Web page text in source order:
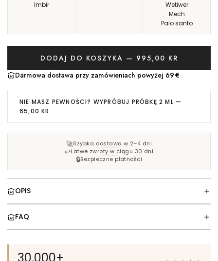
Imbir
Wetiwer
Mech
Palo santo
DODAJ DO KOSZYKA — 995,00 KR
Ł
A
W
E
.
.
.
Darmowa dostawa przy zamówieniach powyżej 69 €
NIE MASZ PEWNOŚCI? WYPRÓBUJ PRÓBKĘ 2 ML —
65,00 KR
🚀Szybka dostawa w 2–4 dni
↩️Łatwe zwroty w ciągu 30 dni
🔒Bezpieczne płatności
OPIS
FAQ